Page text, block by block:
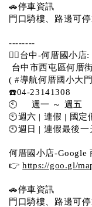
🚗停車資訊
門口騎樓、路邊可
--------
💁‍♀️台中-何厝國小店:
台中市西屯區何厝
( #導航何厝國小大
☎️04-23141308
🕙     週一 ～ 週五
🕙週六 | 連假 | 國定
🕙週日 | 連假最後
何厝國小店-Google
👉 https://goo.gl/
🚗停車資訊
門口騎樓、路邊可